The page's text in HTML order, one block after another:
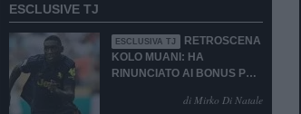
ESCLUSIVE TJ
ESCLUSIVA TJ
RETROSCENA
KOLO MUANI: HA
RINUNCIATO AI BONUS PUR
di Mirko Di Natale